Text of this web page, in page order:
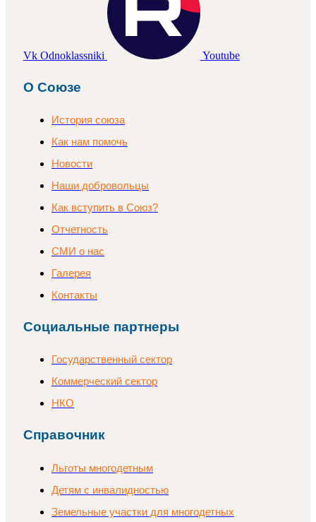
Vk Odnoklassniki Youtube
О Союзе
История союза
Как нам помочь
Новости
Наши добровольцы
Как вступить в Союз?
Отчетность
СМИ о нас
Галерея
Контакты
Социальные партнеры
Государственный сектор
Коммерческий сектор
НКО
Справочник
Льготы многодетным
Детям с инвалидностью
Земельные участки для многодетных